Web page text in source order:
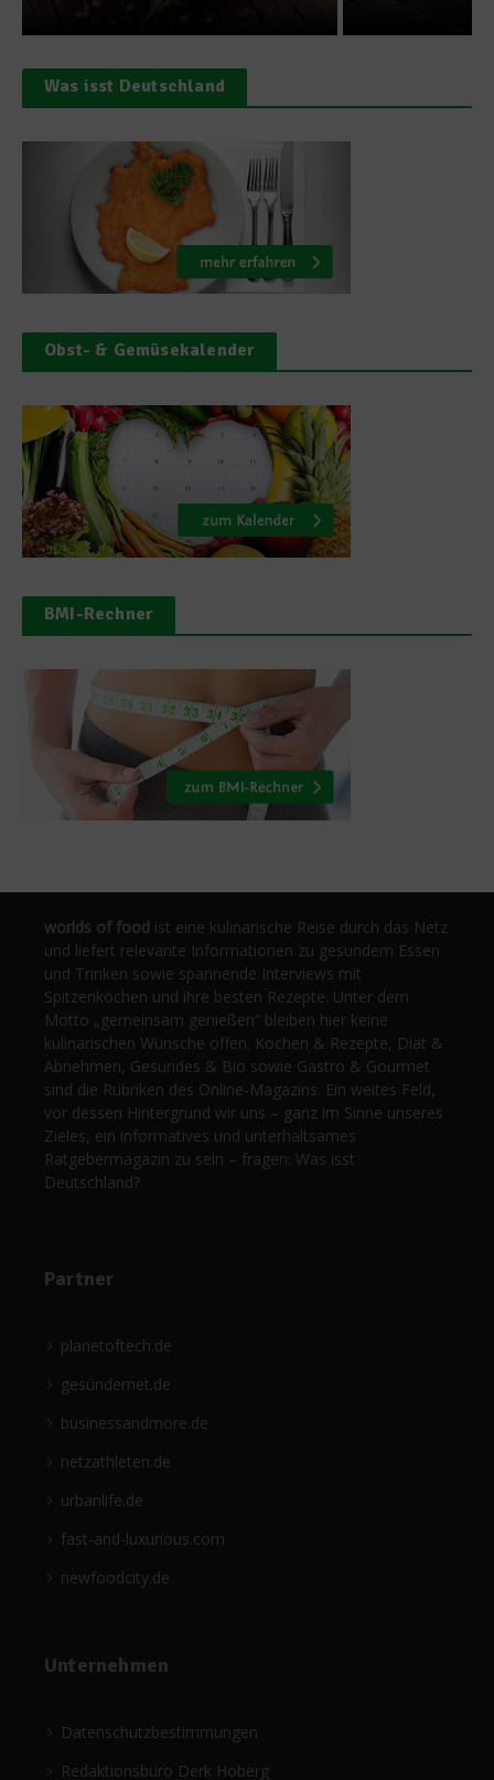
Was isst Deutschland
Obst- & Gemüsekalender
BMI-Rechner
worlds of food ist eine kulinarische Reise durch das Netz
und liefert relevante Informationen zu gesundem Essen
und Trinken sowie spannende Interviews mit
Spitzenköchen und ihre besten Rezepte. Unter dem
Motto „gemeinsam genießen“ bleiben hier keine
kulinarischen Wünsche offen. Kochen & Rezepte, Diät &
Abnehmen, Gesundes & Bio sowie Gastro & Gourmet
sind die Rubriken des Online-Magazins. Ein weites Feld,
vor dessen Hintergrund wir uns – ganz im Sinne unseres
Zieles, ein informatives und unterhaltsames
Ratgebermagazin zu sein – fragen: Was isst
Deutschland?
Partner
planetoftech.de
gesündernet.de
businessandmore.de
netzathleten.de
urbanlife.de
fast-and-luxurious.com
newfoodcity.de
Unternehmen
Datenschutzbestimmungen
Redaktionsbüro Derk Hoberg